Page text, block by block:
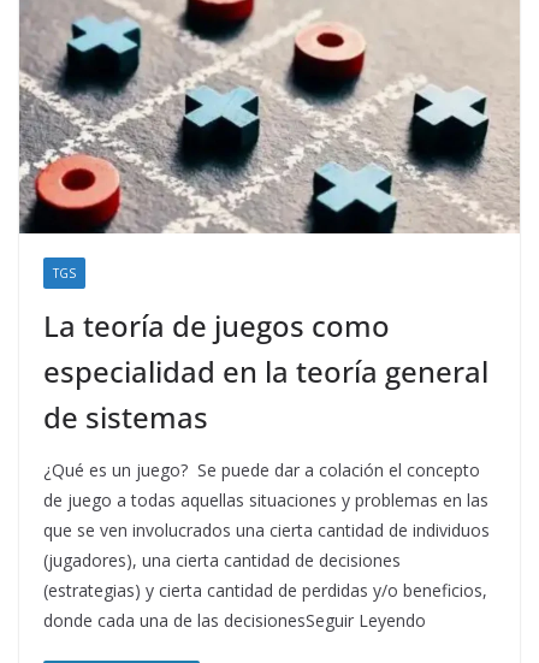
TGS
La teoría de juegos como
especialidad en la teoría general
de sistemas
¿Qué es un juego? Se puede dar a colación el concepto
de juego a todas aquellas situaciones y problemas en las
que se ven involucrados una cierta cantidad de individuos
(jugadores), una cierta cantidad de decisiones
(estrategias) y cierta cantidad de perdidas y/o beneficios,
donde cada una de las decisionesSeguir Leyendo